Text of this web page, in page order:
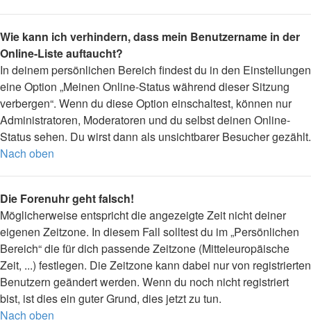
Wie kann ich verhindern, dass mein Benutzername in der
Online-Liste auftaucht?
In deinem persönlichen Bereich findest du in den Einstellungen
eine Option „Meinen Online-Status während dieser Sitzung
verbergen“. Wenn du diese Option einschaltest, können nur
Administratoren, Moderatoren und du selbst deinen Online-
Status sehen. Du wirst dann als unsichtbarer Besucher gezählt.
Nach oben
Die Forenuhr geht falsch!
Möglicherweise entspricht die angezeigte Zeit nicht deiner
eigenen Zeitzone. In diesem Fall solltest du im „Persönlichen
Bereich“ die für dich passende Zeitzone (Mitteleuropäische
Zeit, ...) festlegen. Die Zeitzone kann dabei nur von registrierten
Benutzern geändert werden. Wenn du noch nicht registriert
bist, ist dies ein guter Grund, dies jetzt zu tun.
Nach oben